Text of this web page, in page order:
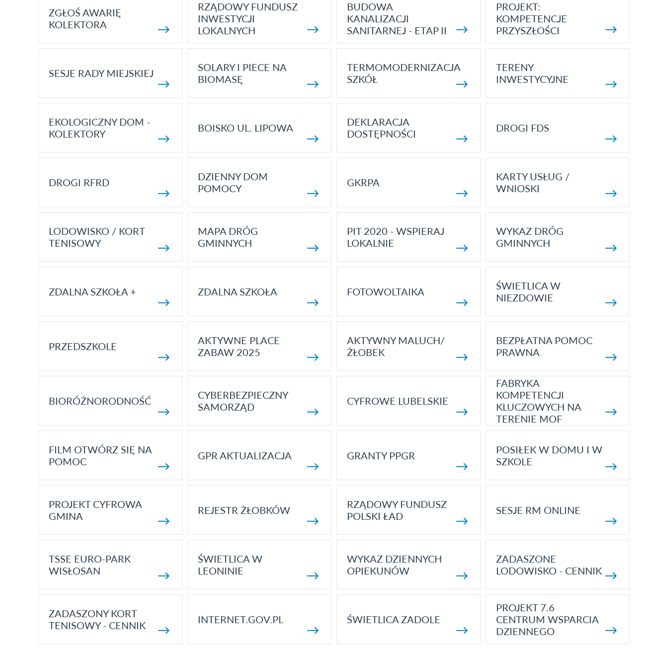
ZGŁOŚ AWARIĘ
KOLEKTORA
RZĄDOWY FUNDUSZ
INWESTYCJI
LOKALNYCH
BUDOWA
KANALIZACJI
SANITARNEJ - ETAP II
PROJEKT:
KOMPETENCJE
PRZYSZŁOŚCI
SESJE RADY MIEJSKIEJ
SOLARY I PIECE NA
BIOMASĘ
TERMOMODERNIZACJA
SZKÓŁ
TERENY
INWESTYCYJNE
EKOLOGICZNY DOM -
KOLEKTORY
BOISKO UL. LIPOWA
DEKLARACJA
DOSTĘPNOŚCI
DROGI FDS
DROGI RFRD
DZIENNY DOM
POMOCY
GKRPA
KARTY USŁUG /
WNIOSKI
LODOWISKO / KORT
TENISOWY
MAPA DRÓG
GMINNYCH
PIT 2020 - WSPIERAJ
LOKALNIE
WYKAZ DRÓG
GMINNYCH
ZDALNA SZKOŁA + ZDALNA SZKOŁA FOTOWOLTAIKA
ŚWIETLICA W
NIEZDOWIE
PRZEDSZKOLE
AKTYWNE PLACE
ZABAW 2025
AKTYWNY MALUCH/
ŻŁOBEK
BEZPŁATNA POMOC
PRAWNA
BIORÓŻNORODNOŚĆ
CYBERBEZPIECZNY
SAMORZĄD
CYFROWE LUBELSKIE
FABRYKA
KOMPETENCJI
KLUCZOWYCH NA
TERENIE MOF
FILM OTWÓRZ SIĘ NA
POMOC
GPR AKTUALIZACJA GRANTY PPGR
POSIŁEK W DOMU I W
SZKOLE
PROJEKT CYFROWA
GMINA
REJESTR ŻŁOBKÓW
RZĄDOWY FUNDUSZ
POLSKI ŁAD
SESJE RM ONLINE
TSSE EURO-PARK
WISŁOSAN
ŚWIETLICA W
LEONINIE
WYKAZ DZIENNYCH
OPIEKUNÓW
ZADASZONE
LODOWISKO - CENNIK
ZADASZONY KORT
TENISOWY - CENNIK
INTERNET.GOV.PL ŚWIETLICA ZADOLE
PROJEKT 7.6
CENTRUM WSPARCIA
DZIENNEGO